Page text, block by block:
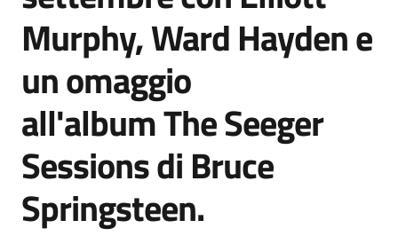
Murphy, Ward Hayden e
un omaggio
all'album The Seeger
Sessions di Bruce
Springsteen.